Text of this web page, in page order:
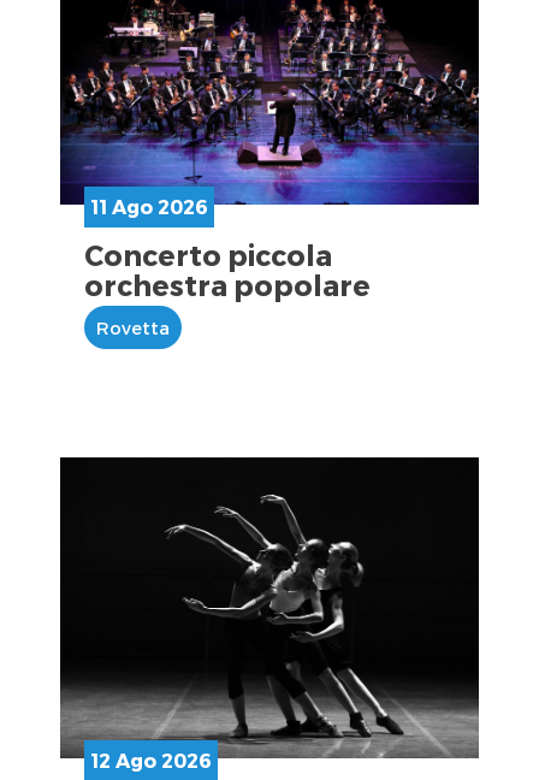
11 Ago 2026
Concerto piccola
orchestra popolare
Rovetta
12 Ago 2026